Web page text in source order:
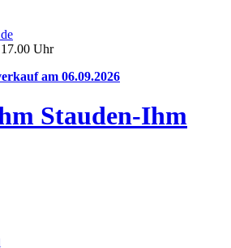
Uhr
am 06.09.2026
Stauden-Ihm